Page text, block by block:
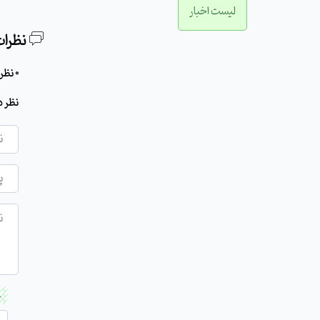
لیست اخبار
0 نظر برای این مطلب وجود دارد
نظر